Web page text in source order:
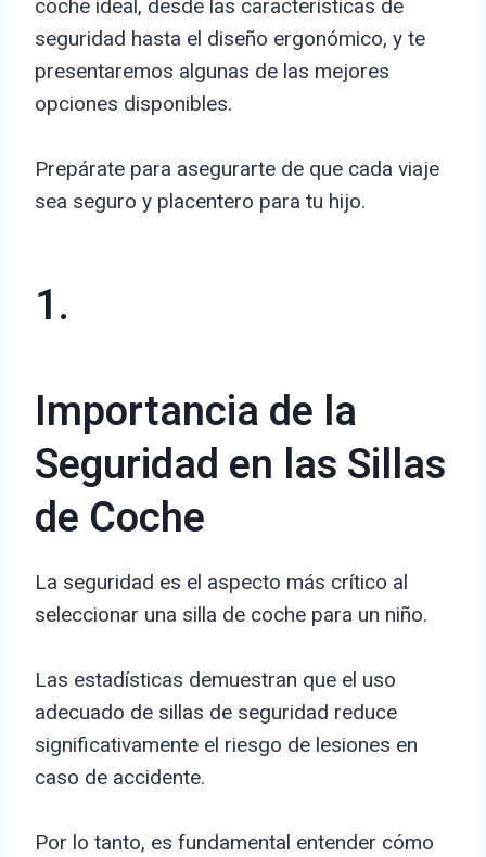
coche ideal, desde las características de
seguridad hasta el diseño ergonómico, y te
presentaremos algunas de las mejores
opciones disponibles.
Prepárate para asegurarte de que cada viaje
sea seguro y placentero para tu hijo.
1.
Importancia de la
Seguridad en las Sillas
de Coche
La seguridad es el aspecto más crítico al
seleccionar una silla de coche para un niño.
Las estadísticas demuestran que el uso
adecuado de sillas de seguridad reduce
significativamente el riesgo de lesiones en
caso de accidente.
Por lo tanto, es fundamental entender cómo